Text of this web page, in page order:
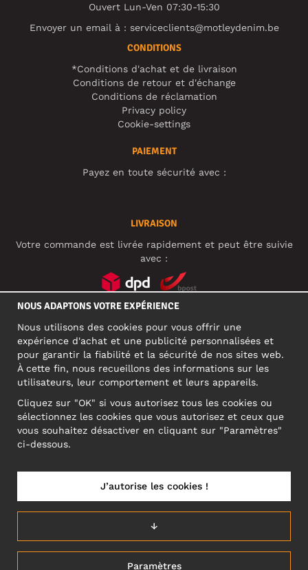
Ouvert Lun-Ven 07:30-15:30
Envoyer un email à : serviceclients@motleydenim.be
CONDITIONS
*Conditions d'achat et de livraison
Conditions de retour et d'échange
Conditions de réclamation
Privacy policy
Cookie-settings
PAIEMENT
Payez en toute sécurité avec :
LIVRAISON
Votre commande est livrée rapidement et peut être suivie
avec :
ADRESSE PROFESSIONNELLE
Narva mnt 5, EE-10117 Tallinn
Reg: 12356245
ATTENTION ! N'envoyez pas les retours de produits à cette
BELGIUM/FRANÇAIS (BE)
NOUS ADAPTONS VOTRE EXPÉRIENCE
Nous utilisons des cookies pour vous offrir une
expérience d'achat et une publicité personnalisées et
pour garantir la fiabilité et la sécurité de nos sites web.
À cette fin, nous recueillons des informations sur les
utilisateurs, leur comportement et leurs appareils.
Cliquez sur "OK" si vous autorisez tous les cookies ou
sélectionnez les cookies que vous autorisez et ceux que
vous souhaitez désactiver en cliquant sur "Paramètres"
ci-dessous.
Paramètres
↓
J’autorise les cookies !